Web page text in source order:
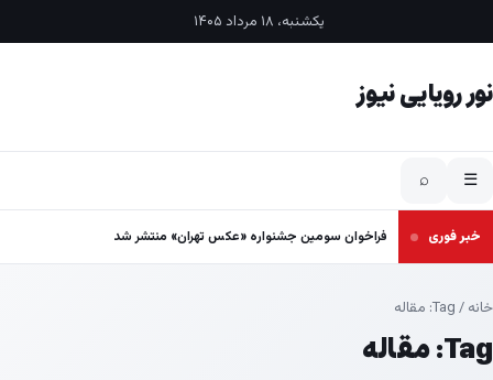
یکشنبه، ۱۸ مرداد ۱۴۰۵
نور رویایی نیوز
☰
⌕
خبر فوری فراخوان سومین جشنواره «عکس تهران» منتشر شد
خانه / Tag: مقاله
Tag: مقاله